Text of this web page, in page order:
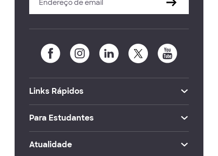
Links Rápidos
Para Estudantes
Atualidade